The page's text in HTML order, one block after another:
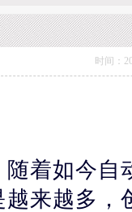
时间：
随着如今自
越来越多，